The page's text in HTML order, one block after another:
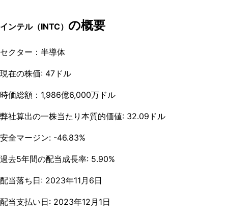
インテル（INTC） の概要
セクター：半導体
現在の株価: 47ドル
時価総額：1,986億6,000万ドル
弊社算出の一株当たり本質的価値: 32.09ドル
安全マージン: -46.83%
過去5年間の配当成長率: 5.90%
配当落ち日: 2023年11月6日
配当支払い日: 2023年12月1日